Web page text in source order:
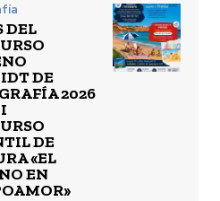
DEL
DE
2026
DE
«EL
EN